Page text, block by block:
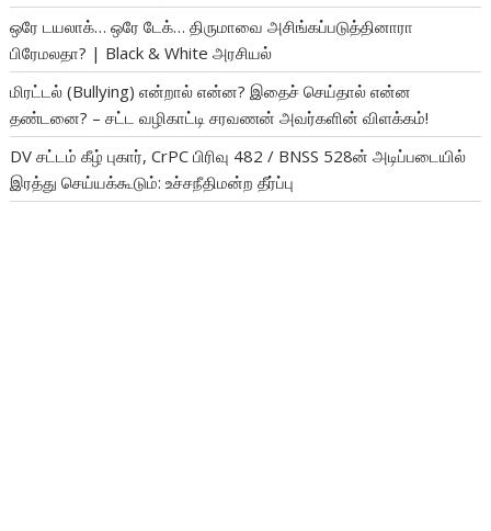
ஒரே டயலாக்… ஒரே டேக்… திருமாவை அசிங்கப்படுத்தினாரா
பிரேமலதா? | Black & White அரசியல்
மிரட்டல் (Bullying) என்றால் என்ன? இதைச் செய்தால் என்ன
தண்டனை? – சட்ட வழிகாட்டி சரவணன் அவர்களின் விளக்கம்!
DV சட்டம் கீழ் புகார், CrPC பிரிவு 482 / BNSS 528ன் அடிப்படையில்
இரத்து செய்யக்கூடும்: உச்சநீதிமன்ற தீர்ப்பு